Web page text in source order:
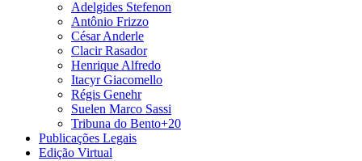
Adelgides Stefenon
Antônio Frizzo
César Anderle
Clacir Rasador
Henrique Alfredo
Itacyr Giacomello
Régis Genehr
Suelen Marco Sassi
Tribuna do Bento+20
Publicações Legais
Edição Virtual